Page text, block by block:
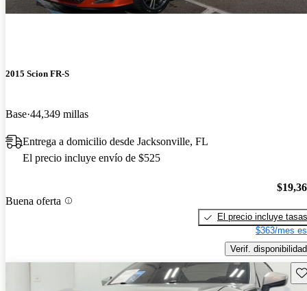
2015 Scion FR-S
Base 44,349 millas
Entrega a domicilio desde Jacksonville, FL
El precio incluye envío de $525
Buena oferta
El precio incluye tasas
$363/mes
Verif. disponibilidad